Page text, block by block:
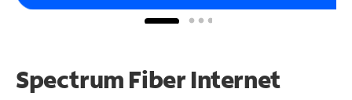
Spectrum Fiber Internet